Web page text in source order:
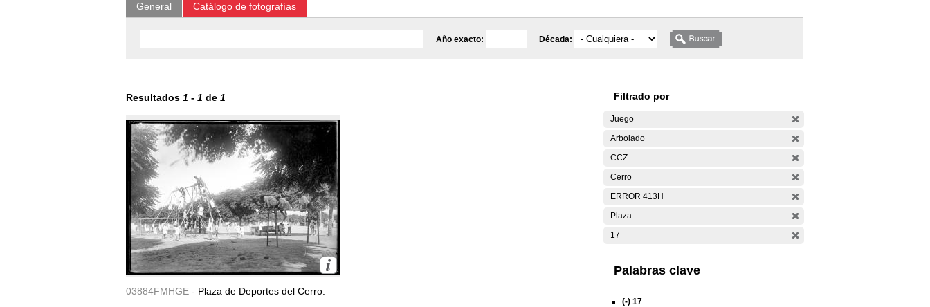
General Catálogo de fotografías
Año exacto: Década:
Resultados 1 - 1 de 1
03884FMHGE - Plaza de Deportes del Cerro.
Filtrado por
Juego
Arbolado
CCZ
Cerro
ERROR 413H
Plaza
17
Palabras clave
(-) 17